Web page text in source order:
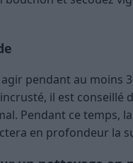
pendant au moins
il est conseillé
Pendant ce temps,
en profondeur la